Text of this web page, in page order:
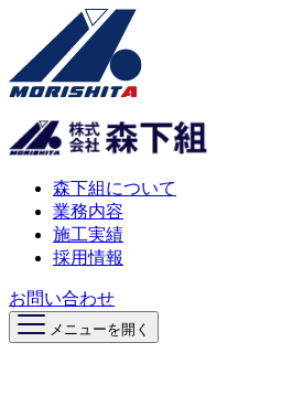
森下組について
業務内容
施工実績
採用情報
お問い合わせ
メニューを開く